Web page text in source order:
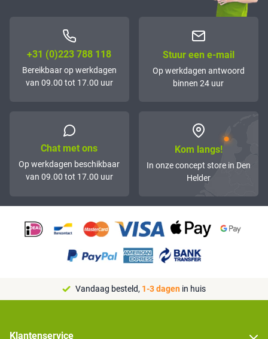
+31 (0)223 788 118
Bereikbaar op werkdagen
van 09.00 tot 17.00 uur
Stuur een e-mail
Op werkdagen antwoord
binnen 24 uur
Chat met ons
Op werkdagen beschikbaar
van 09.00 tot 17.00 uur
Kom langs!
In onze concept store in Den
Helder
Vandaag besteld, 1-3 dagen in huis
Klantenservice